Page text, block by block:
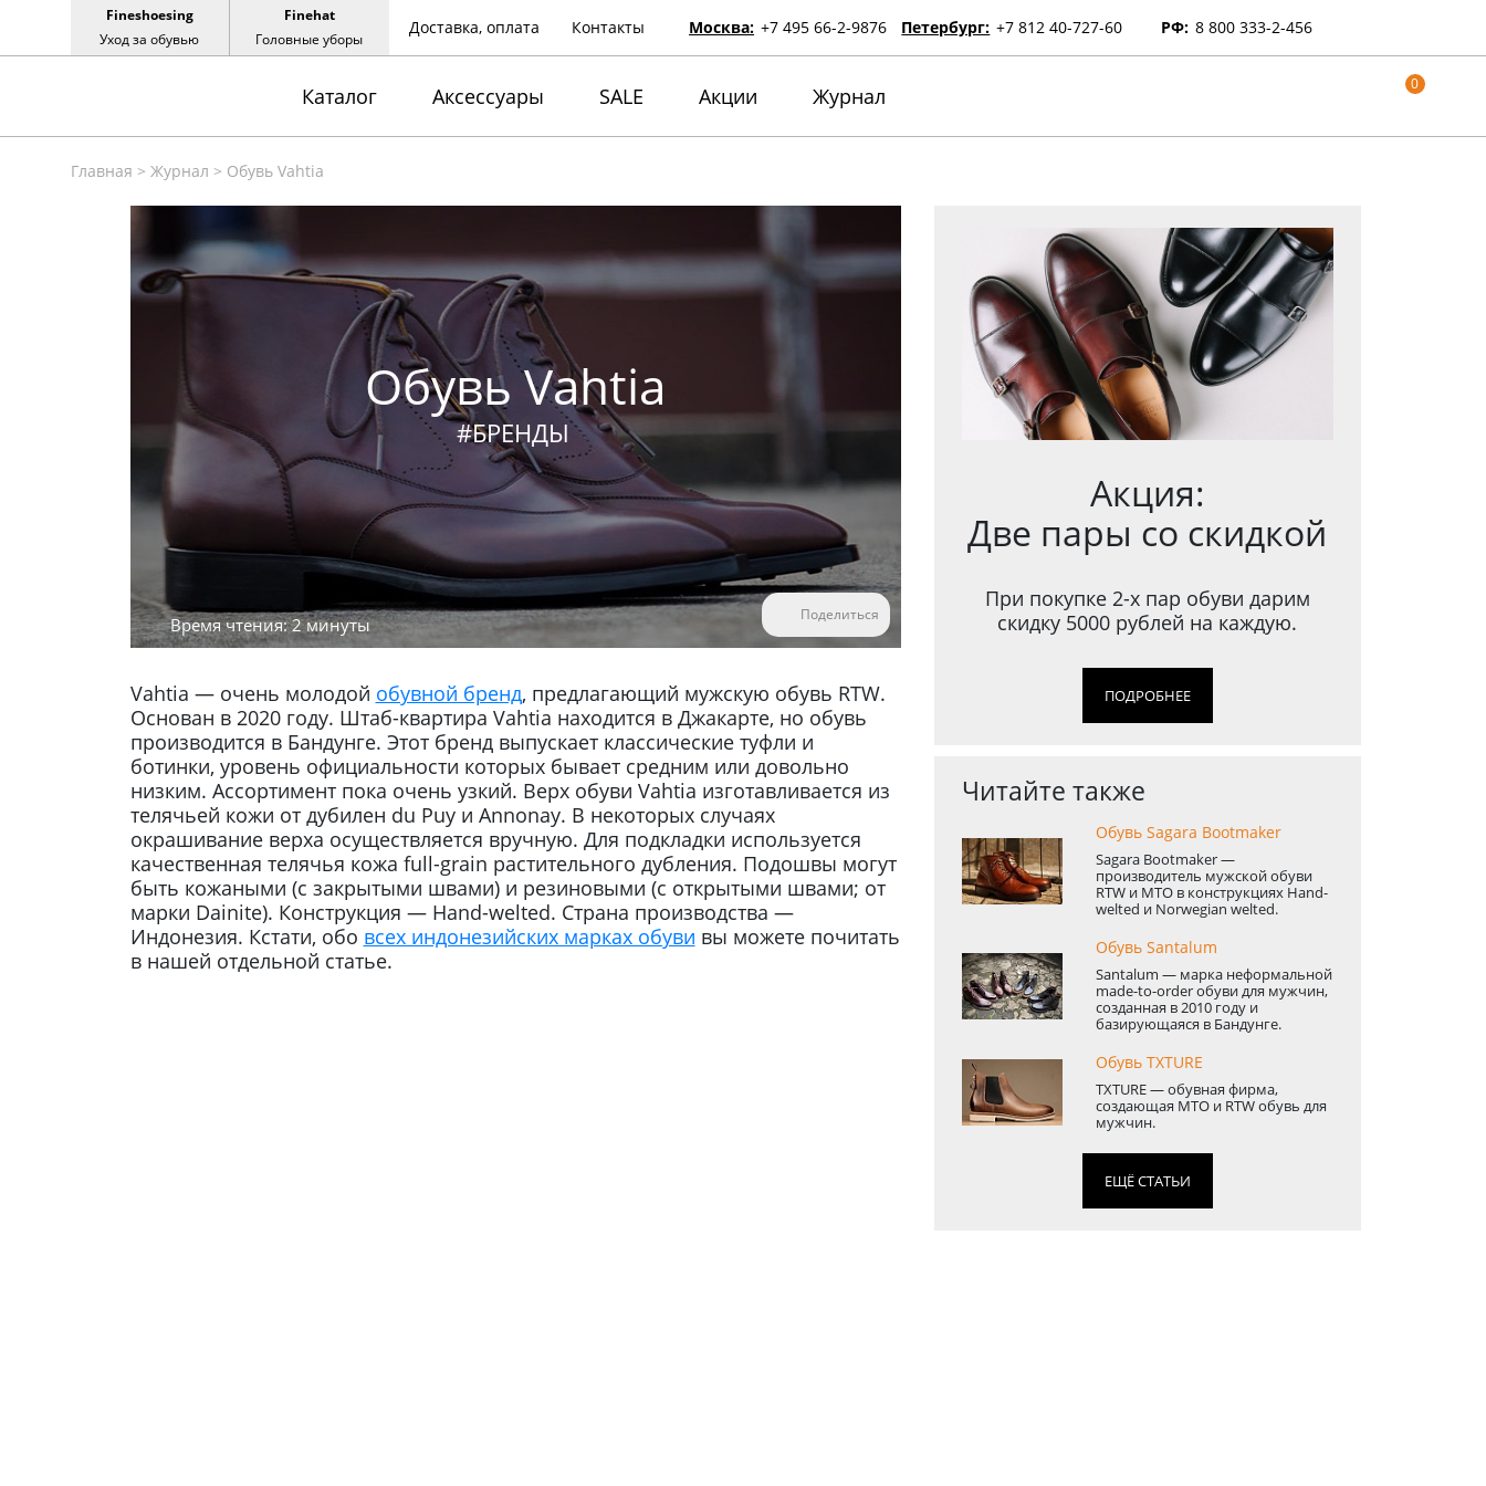
Fineshoesing
Уход за обувью
Finehat
Головные уборы
Доставка, оплата Контакты Москва: +7 495 66-2-9876 Петербург: +7 812 40-727-60 РФ: 8 800 333-2-456
Каталог Аксессуары SALE Акции Журнал 0
Главная > Журнал > Обувь Vahtia
Обувь Vahtia
#БРЕНДЫ
Время чтения: 2 минуты Поделиться
Vahtia — очень молодой обувной бренд, предлагающий мужскую обувь RTW.
Основан в 2020 году. Штаб-квартира Vahtia находится в Джакарте, но обувь
производится в Бандунге. Этот бренд выпускает классические туфли и
ботинки, уровень официальности которых бывает средним или довольно
низким. Ассортимент пока очень узкий. Верх обуви Vahtia изготавливается из
телячьей кожи от дубилен du Puy и Annonay. В некоторых случаях
окрашивание верха осуществляется вручную. Для подкладки используется
качественная телячья кожа full-grain растительного дубления. Подошвы могут
быть кожаными (с закрытыми швами) и резиновыми (с открытыми швами; от
марки Dainite). Конструкция — Hand-welted. Страна производства —
Индонезия. Кстати, обо всех индонезийских марках обуви вы можете почитать
в нашей отдельной статье.
Акция:
Две пары со скидкой
При покупке 2-х пар обуви дарим
скидку 5000 рублей на каждую.
ПОДРОБНЕЕ
Читайте также
Обувь Sagara Bootmaker
Sagara Bootmaker —
производитель мужской обуви
RTW и MTO в конструкциях Hand-
welted и Norwegian welted.
Обувь Santalum
Santalum — марка неформальной
made-to-order обуви для мужчин,
созданная в 2010 году и
базирующаяся в Бандунге.
Обувь TXTURE
TXTURE — обувная фирма ,
создающая MTO и RTW обувь для
мужчин.
ЕЩЁ СТАТЬИ